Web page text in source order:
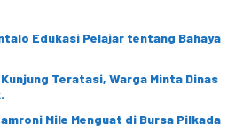
Edukasi Pelajar tentang Bahaya
Teratasi, Warga Minta Dinas
Mile Menguat di Bursa Pilkada